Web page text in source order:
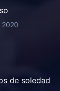
2020
de soledad